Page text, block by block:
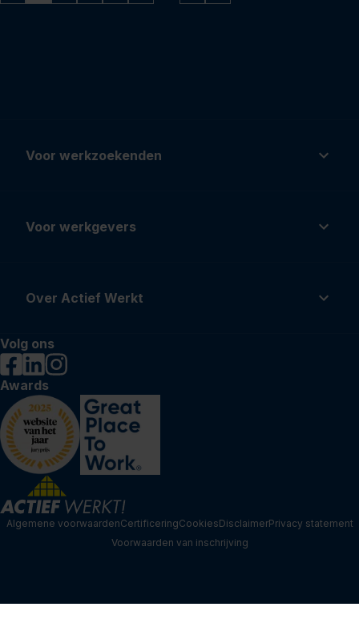
Voor werkzoekenden
Voor werkgevers
Over Actief Werkt
Volg ons
Awards
Algemene voorwaardenCertificeringCookiesDisclaimerPrivacy statement
Voorwaarden van inschrijving